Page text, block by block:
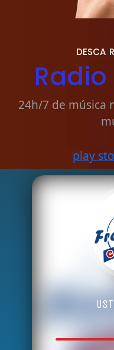
DESCA
24h/7 de música
play